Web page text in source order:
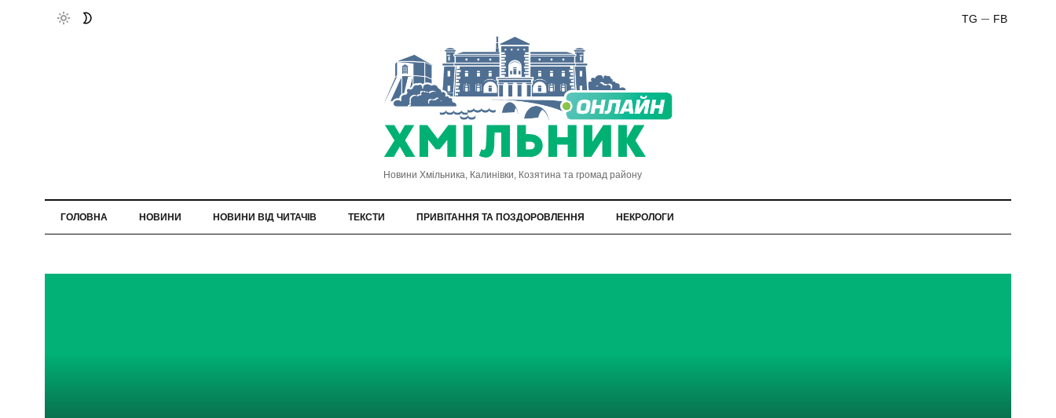
FB
TG
Новини Хмільника, Калинівки, Козятина та громад району
ГОЛОВНА НОВИНИ НОВИНИ ВІД ЧИТАЧІВ ТЕКСТИ ПРИВІТАННЯ ТА ПОЗДОРОВЛЕННЯ НЕКРОЛОГИ